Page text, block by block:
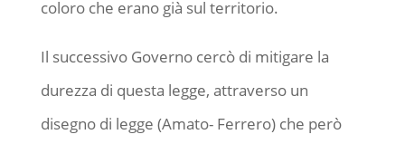
coloro che erano già sul territorio.
Il successivo Governo cercò di mitigare la
durezza di questa legge, attraverso un
disegno di legge (Amato- Ferrero) che però